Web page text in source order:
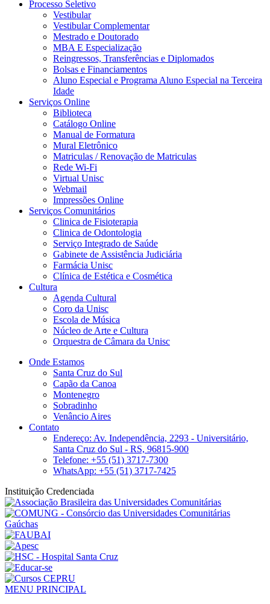
Processo Seletivo
Vestibular
Vestibular Complementar
Mestrado e Doutorado
MBA E Especialização
Reingressos, Transferências e Diplomados
Bolsas e Financiamentos
Aluno Especial e Programa Aluno Especial na Terceira
Idade
Serviços Online
Biblioteca
Catálogo Online
Manual de Formatura
Mural Eletrônico
Matriculas / Renovação de Matriculas
Rede Wi-Fi
Virtual Unisc
Webmail
Impressões Online
Serviços Comunitários
Clinica de Fisioterapia
Clinica de Odontologia
Serviço Integrado de Saúde
Gabinete de Assistência Judiciária
Farmácia Unisc
Clínica de Estética e Cosmética
Cultura
Agenda Cultural
Coro da Unisc
Escola de Música
Núcleo de Arte e Cultura
Orquestra de Câmara da Unisc
Onde Estamos
Santa Cruz do Sul
Capão da Canoa
Montenegro
Sobradinho
Venâncio Aires
Contato
Endereço: Av. Independência, 2293 - Universitário,
Santa Cruz do Sul - RS, 96815-900
Telefone: +55 (51) 3717-7300
WhatsApp: +55 (51) 3717-7425
Instituição Credenciada
MENU PRINCIPAL